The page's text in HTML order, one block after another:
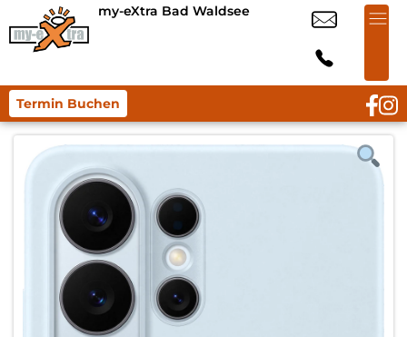
my-eXtra Bad Waldsee
Termin Buchen